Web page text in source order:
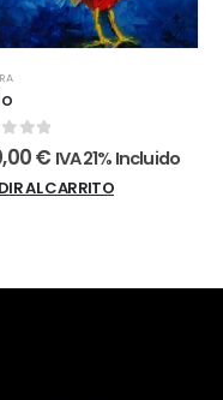
of 5
€ IVA 21% Incluido
AL CARRITO